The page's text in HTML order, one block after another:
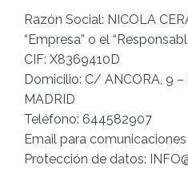
Razón Social: NICOLA
“Empresa” o el
CIF: X8369410D
Domicilio: C/ ANCORA, 9
MADRID
Teléfono: 644582907
Email para
Protección de datos: